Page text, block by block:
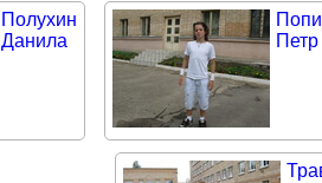
Полухин
Данила
Петр